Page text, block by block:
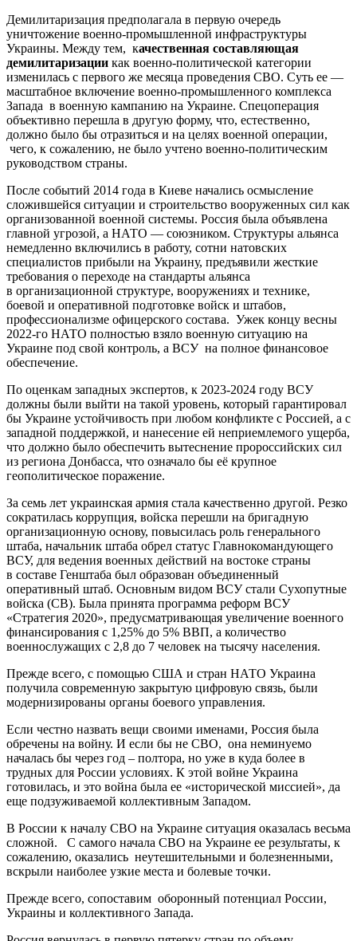
Демилитаризация предполагала в первую очередь
уничтожение военно-промышленной инфраструктуры
Украины. Между тем, качественная составляющая
демилитаризации как военно-политической категории
изменилась с первого же месяца проведения СВО. Суть ее —
масштабное включение военно-промышленного комплекса
Запада в военную кампанию на Украине. Спецоперация
объективно перешла в другую форму, что, естественно,
должно было бы отразиться и на целях военной операции,
чего, к сожалению, не было учтено военно-политическим
руководством страны.
После событий 2014 года в Киеве начались осмысление
сложившейся ситуации и строительство вооруженных сил как
организованной военной системы. Россия была объявлена
главной угрозой, а НАТО — союзником. Структуры альянса
немедленно включились в работу, сотни натовских
специалистов прибыли на Украину, предъявили жесткие
требования о переходе на стандарты альянса
в организационной структуре, вооружениях и технике,
боевой и оперативной подготовке войск и штабов,
профессионализме офицерского состава. Ужек концу весны
2022-го НАТО полностью взяло военную ситуацию на
Украине под свой контроль, а ВСУ на полное финансовое
обеспечение.
По оценкам западных экспертов, к 2023-2024 году ВСУ
должны были выйти на такой уровень, который гарантировал
бы Украине устойчивость при любом конфликте с Россией, а с
западной поддержкой, и нанесение ей неприемлемого ущерба,
что должно было обеспечить вытеснение пророссийских сил
из региона Донбасса, что означало бы её крупное
геополитическое поражение.
За семь лет украинская армия стала качественно другой. Резко
сократилась коррупция, войска перешли на бригадную
организационную основу, повысилась роль генерального
штаба, начальник штаба обрел статус Главнокомандующего
ВСУ, для ведения военных действий на востоке страны
в составе Генштаба был образован объединенный
оперативный штаб. Основным видом ВСУ стали Сухопутные
войска (СВ). Была принята программа реформ ВСУ
«Стратегия 2020», предусматривающая увеличение военного
финансирования с 1,25% до 5% ВВП, а количество
военнослужащих с 2,8 до 7 человек на тысячу населения.
Прежде всего, с помощью США и стран НАТО Украина
получила современную закрытую цифровую связь, были
модернизированы органы боевого управления.
Если честно назвать вещи своими именами, Россия была
обречены на войну. И если бы не СВО, она неминуемо
началась бы через год – полтора, но уже в куда более в
трудных для России условиях. К этой войне Украина
готовилась, и это война была ее «исторической миссией», да
еще подзуживаемой коллективным Западом.
В России к началу СВО на Украине ситуация оказалась весьма
сложной. С самого начала СВО на Украине ее результаты, к
сожалению, оказались неутешительными и болезненными,
вскрыли наиболее узкие места и болевые точки.
Прежде всего, сопоставим оборонный потенциал России,
Украины и коллективного Запада.